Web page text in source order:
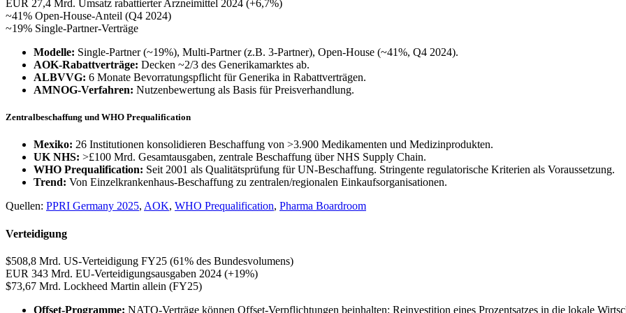
EUR 27,4 Mrd. Umsatz rabattierter Arzneimittel 2024 (+6,7%)
~41% Open-House-Anteil (Q4 2024)
~19% Single-Partner-Verträge
Modelle: Single-Partner (~19%), Multi-Partner (z.B. 3-Partner), Open-House (~41%, Q4 2024).
AOK-Rabattverträge: Decken ~2/3 des Generikamarktes ab.
ALBVVG: 6 Monate Bevorratungspflicht für Generika in Rabattverträgen.
AMNOG-Verfahren: Nutzenbewertung als Basis für Preisverhandlung.
Zentralbeschaffung und WHO Prequalification
Mexiko: 26 Institutionen konsolidieren Beschaffung von >3.900 Medikamenten und Medizinprodukten.
UK NHS: >£100 Mrd. Gesamtausgaben, zentrale Beschaffung über NHS Supply Chain.
WHO Prequalification: Seit 2001 als Qualitätsprüfung für UN-Beschaffung. Stringente regulatorische Kriterien als Voraussetzung.
Trend: Von Einzelkrankenhaus-Beschaffung zu zentralen/regionalen Einkaufsorganisationen.
Quellen: PPRI Germany 2025, AOK, WHO Prequalification, Pharma Boardroom
Verteidigung
$508,8 Mrd. US-Verteidigung FY25 (61% des Bundesvolumens)
EUR 343 Mrd. EU-Verteidigungsausgaben 2024 (+19%)
$73,67 Mrd. Lockheed Martin allein (FY25)
Offset-Programme: NATO-Verträge können Offset-Verpflichtungen beinhalten: Reinvestition eines Prozentsatzes in die lokale